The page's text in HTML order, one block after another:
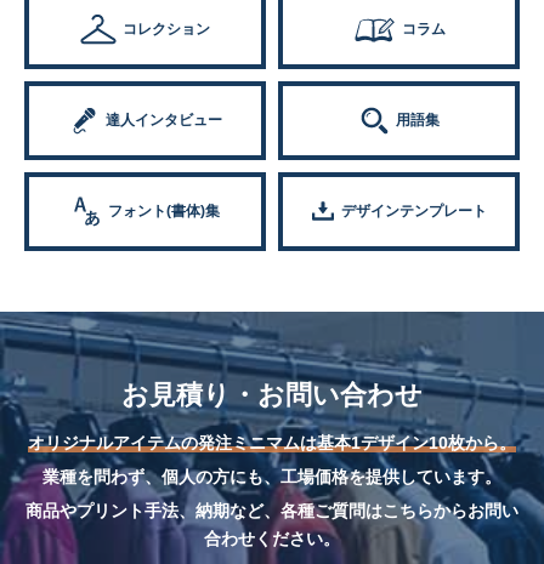
コレクション コラム
達人インタビュー 用語集
フォント(書体)集 デザインテンプレート
お見積り・お問い合わせ
オリジナルアイテムの発注ミニマムは基本1デザイン10枚から。
業種を問わず、個人の方にも、工場価格を提供しています。
商品やプリント手法、納期など、各種ご質問はこちらからお問い
合わせください。